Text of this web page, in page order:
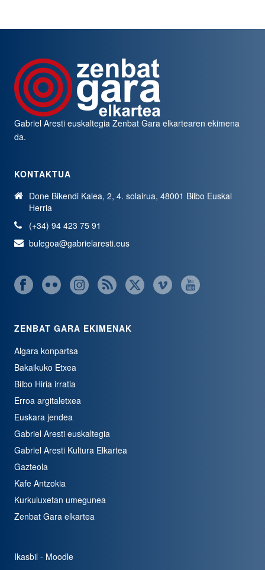
Gabriel Aresti euskaltegiaZenbat Gara elkartearen ekimena
da.
KONTAKTUA
Done Bikendi Kalea, 2, 4. solairua, 48001 Bilbo Euskal
Herria
(+34) 94 423 75 91
bulegoa@gabrielaresti.eus
ZENBAT GARA EKIMENAK
Algara konpartsa
Bakaikuko Etxea
Bilbo Hiria irratia
Erroa argitaletxea
Euskara jendea
Gabriel Aresti euskaltegia
Gabriel Aresti Kultura Elkartea
Gazteola
Kafe Antzokia
Kurkuluxetan umegunea
Zenbat Gara elkartea
Ikasbil - Moodle